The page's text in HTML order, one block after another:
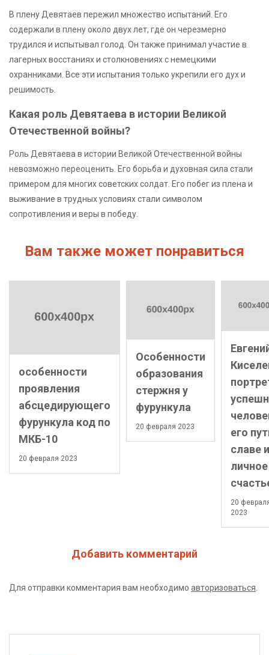
В плену Девятаев пережил множество испытаний. Его
содержали в плену около двух лет, где он черезмерно
трудился и испытывал голод. Он также принимал участие в
лагерных восстаниях и столкновениях с немецкими
охранниками. Все эти испытания только укрепили его дух и
решимость.
Какая роль Девятаева в истории Великой
Отечественной войны?
Роль Девятаева в истории Великой Отечественной войны
невозможно переоценить. Его борьба и духовная сила стали
примером для многих советских солдат. Его побег из плена и
выживание в трудных условиях стали символом
сопротивления и веры в победу.
Вам также может понравиться
особенности
проявления
абсцедирующего
фурункула код по
МКБ-10
20 февраля 2023
Особенности
образования
стержня у
фурункула
20 февраля 2023
его
славе и
личное
20
2023
Добавить комментарий
Для отправки комментария вам необходимо авторизоваться